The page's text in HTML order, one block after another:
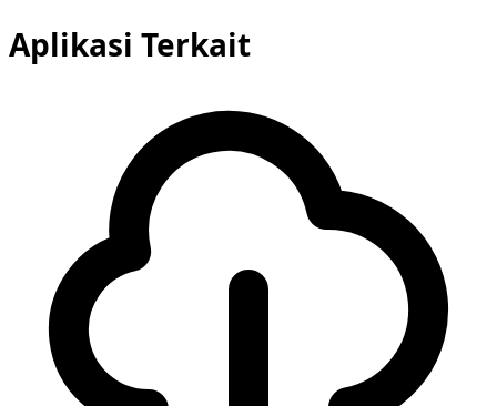
Aplikasi Terkait